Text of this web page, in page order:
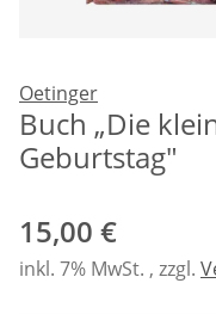
Oetinger
Buch „Die
Geburtstag"
15,00 €
inkl. 7% MwSt. , zzgl.